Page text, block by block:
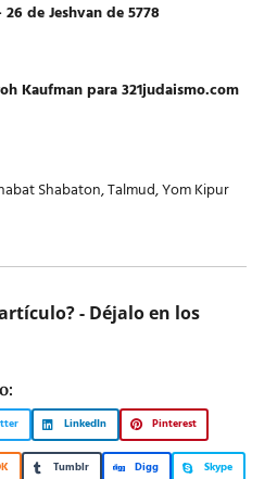
de Jeshvan de 5778
Kaufman para 321judaismo.com
Shabaton,Talmud,Yom Kipur
- Déjalo en los
LinkedIn Pinterest
Tumblr Digg Skype